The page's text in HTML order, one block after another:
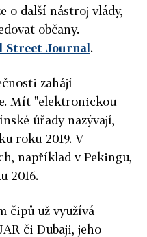
o další nástroj vlády,
občany.
Street Journal.
zahájí
Mít "elektronickou
úřady nazývají,
roku 2019. V
například v Pekingu,
2016.
čipů už využívá
či Dubaji, jeho